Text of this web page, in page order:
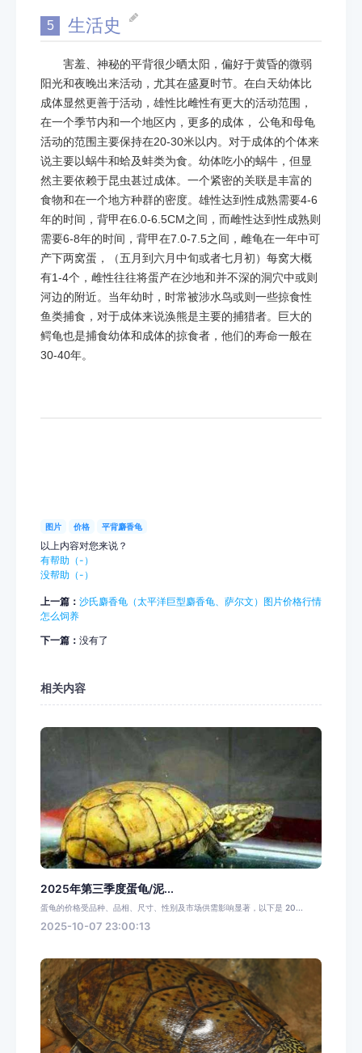
5 生活史
害羞、神秘的平背很少晒太阳，偏好于黄昏的微弱
阳光和夜晚出来活动，尤其在盛夏时节。在白天幼体比
成体显然更善于活动，雄性比雌性有更大的活动范围，
在一个季节内和一个地区内，更多的成体， 公龟和母龟
活动的范围主要保持在20-30米以内。对于成体的个体来
说主要以蜗牛和蛤及蚌类为食。幼体吃小的蜗牛，但显
然主要依赖于昆虫甚过成体。一个紧密的关联是丰富的
食物和在一个地方种群的密度。雄性达到性成熟需要4-6
年的时间，背甲在6.0-6.5CM之间，而雌性达到性成熟则
需要6-8年的时间，背甲在7.0-7.5之间，雌龟在一年中可
产下两窝蛋，（五月到六月中旬或者七月初）每窝大概
有1-4个，雌性往往将蛋产在沙地和并不深的洞穴中或则
河边的附近。当年幼时，时常被涉水鸟或则一些掠食性
鱼类捕食，对于成体来说涣熊是主要的捕猎者。巨大的
鳄龟也是捕食幼体和成体的掠食者，他们的寿命一般在
30-40年。
图片 价格 平背麝香龟
以上内容对您来说？
有帮助（- ）
没帮助（- ）
上一篇： 沙氏麝香龟（太平洋巨型麝香龟、萨尔文）图片价格行情
怎么饲养
下一篇： 没有了
相关内容
2025年第三季度蛋龟/泥...
蛋龟的价格受品种、品相、尺寸、性别及市场供需影响显著，以下是 20...
2025-10-07 23:00:13